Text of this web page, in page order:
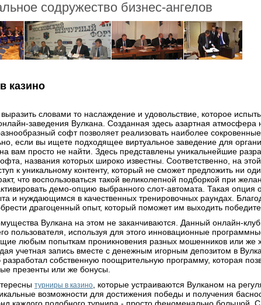
содружество бизнес-ангелов
казино
словами то наслаждение и удовольствие, которое
заведения Вулкана. Созданная здесь азартная атмосфера
софт позволяет реализовать наиболее
если вы ищете подходящее виртуальное заведение для
вам просто не найти. Здесь представлены уникальнейшие
названия которых широко известны. Соответственно, на
к уникальному контенту, который не сможет предложить ни
что воспользоваться такой великолепной подборкой при
демо-опцию выбранного слот-автомата. Такая
и нуждающимся в качественных тренировочных раундах.
драгоценный опыт, который поможет им выходить
Вулкана на этом не заканчиваются. Данный онлайн-клуб
пользователя, используя для этого инновационные
любым попыткам проникновения разных мошенников или же
учетная запись вместе с денежным игорным депозитом в
разработал собственную поощрительную программу, которая
презенты или же бонусы.
турниры в казино , которые устраиваются Вулканом на
возможности для достижения победы и получения